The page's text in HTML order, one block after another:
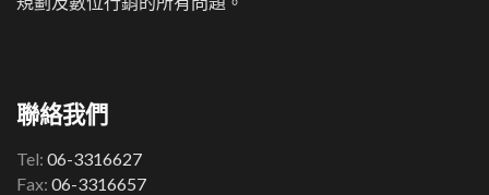
聯絡我們
Tel: 06-3316627
Fax: 06-3316657